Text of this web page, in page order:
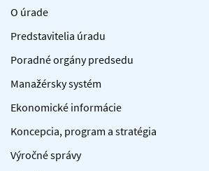
O úrade
Predstavitelia úradu
Poradné orgány predsedu
Manažérsky systém
Ekonomické informácie
Koncepcia, program a stratégia
Výročné správy